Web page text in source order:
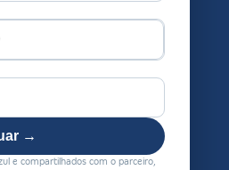
→
e compartilhados com o parceiro,